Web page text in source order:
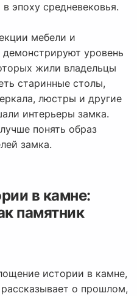
эпоху средневековья.
мебели и
уровень
жили владельцы
старинные столы,
люстры и другие
интерьеры замка.
понять образ
замка.
в камне:
памятник
истории в камне,
о прошлом,